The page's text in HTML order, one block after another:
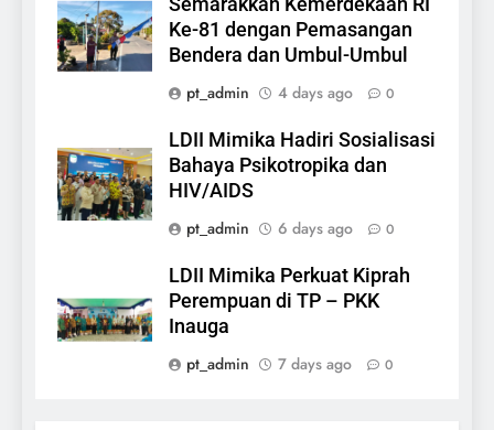
Ke-81 dengan Pemasangan
Bendera dan Umbul-Umbul
pt_admin
4 days ago 0
LDII Mimika Hadiri Sosialisasi
Bahaya Psikotropika dan
HIV/AIDS
pt_admin
6 days ago 0
LDII Mimika Perkuat Kiprah
Perempuan di TP – PKK
Inauga
pt_admin
7 days ago 0